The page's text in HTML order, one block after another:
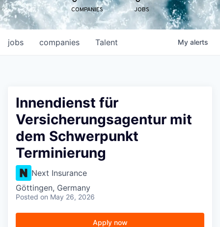
COMPANIES JOBS
jobs companies Talent My alerts
Innendienst für
Versicherungsagentur mit
dem Schwerpunkt
Terminierung
Next Insurance
Göttingen, Germany
Posted on May 26, 2026
Apply now